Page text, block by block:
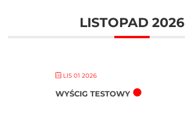
LISTOPAD 2026
LIS 01 2026
WYŚCIG TESTOWY